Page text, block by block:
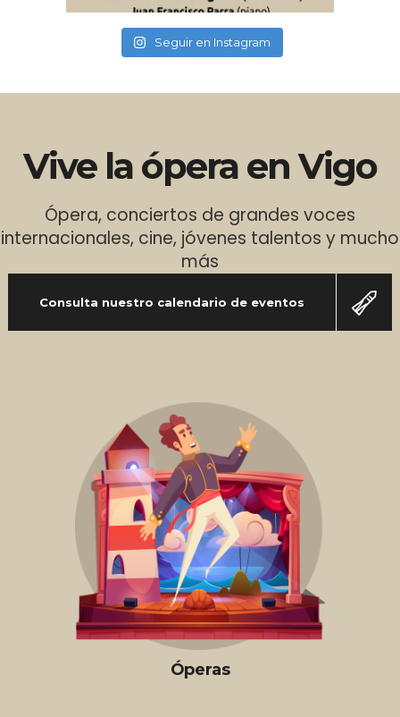
Seguir en Instagram
Vive la ópera en Vigo
Ópera, conciertos de grandes voces
internacionales, cine, jóvenes talentos y mucho
más
Consulta nuestro calendario de eventos
Óperas